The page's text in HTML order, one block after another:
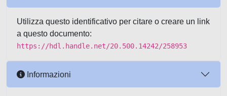
Utilizza questo identificativo per citare o creare un link
a questo documento:
https://hdl.handle.net/20.500.14242/258953
Informazioni